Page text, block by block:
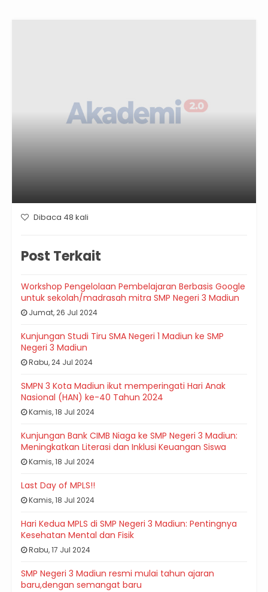
Dibaca 48 kali
Post Terkait
Workshop Pengelolaan Pembelajaran Berbasis Google
untuk sekolah/madrasah mitra SMP Negeri 3 Madiun
Jumat, 26 Jul 2024
Kunjungan Studi Tiru SMA Negeri 1 Madiun ke SMP
Negeri 3 Madiun
Rabu, 24 Jul 2024
SMPN 3 Kota Madiun ikut memperingati Hari Anak
Nasional (HAN) ke-40 Tahun 2024
Kamis, 18 Jul 2024
Kunjungan Bank CIMB Niaga ke SMP Negeri 3 Madiun:
Meningkatkan Literasi dan Inklusi Keuangan Siswa
Kamis, 18 Jul 2024
Last Day of MPLS!!
Kamis, 18 Jul 2024
Hari Kedua MPLS di SMP Negeri 3 Madiun: Pentingnya
Kesehatan Mental dan Fisik
Rabu, 17 Jul 2024
SMP Negeri 3 Madiun resmi mulai tahun ajaran
baru,dengan semangat baru